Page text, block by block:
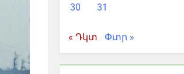
30
31
« Դկտ Փտր »